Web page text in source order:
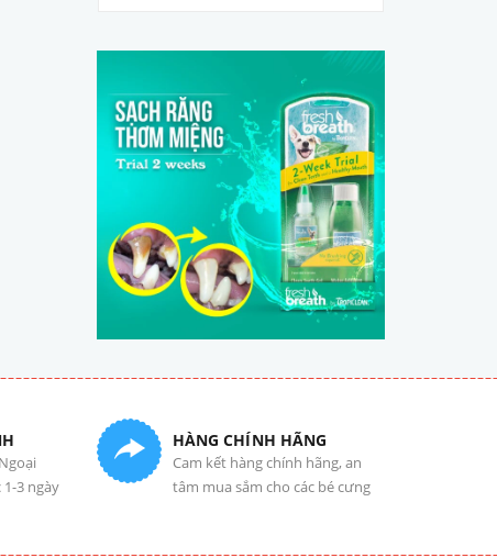
3 ngày
HÀNG CHÍNH HÃNG
Cam kết hàng chính hãng, an
tâm mua sắm cho các bé cưng